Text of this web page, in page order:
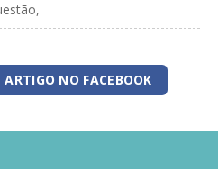
NO FACEBOOK